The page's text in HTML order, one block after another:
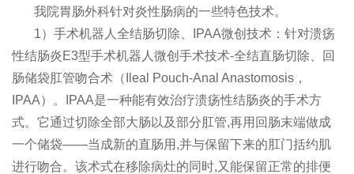
我院胃肠外科针对炎性肠病的一些特色技术。
1）手术机器人全结肠切除、IPAA微创技术：针对溃疡
性结肠炎E3型手术机器人微创手术技术-全结直肠切除、回
肠储袋肛管吻合术（Ileal Pouch-Anal Anastomosis，
IPAA）。IPAA是一种能有效治疗溃疡性结肠炎的手术方
式。它通过切除全部大肠以及部分肛管,再用回肠末端做成
一个储袋——当成新的直肠用,并与保留下来的肛门括约肌
进行吻合。该术式在移除病灶的同时,又能保留正常的排便